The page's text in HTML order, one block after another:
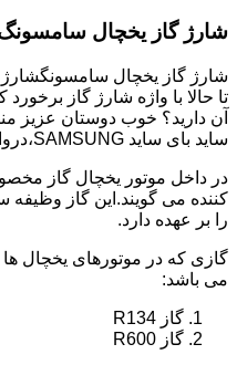
شارژ گاز یخچال سامسونگ
شارژ گاز یخچال
تا حالا با واژه شارژ گاز
آن دارید؟ خوب دوستان عزیز
ساید بای ساید SAMSUNG،درواقع شارژ گاز موتور می باشد.
در داخل موتور یخچال گاز
کننده می گویند.این گاز
را بر عهده دارد.
می باشد:
گاز R134
گاز R600